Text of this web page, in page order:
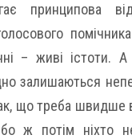
принципова
– живі істоти.
залишаються
що треба швидше
ж потім ніхто